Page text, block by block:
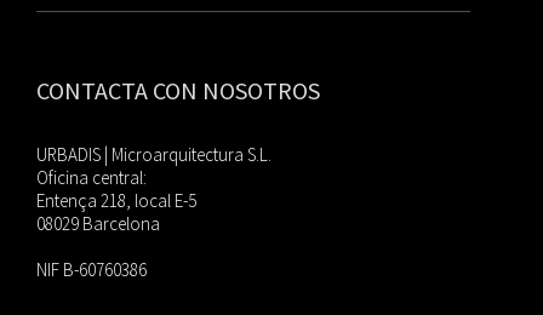
CONTACTA CON NOSOTROS
URBADIS | Microarquitectura S.L.
Oficina central:
Entença 218, local E-5
08029 Barcelona
NIF B-60760386